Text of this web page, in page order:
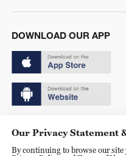
DOWNLOAD OUR APP
京ICP备20000184号
Our Privacy Statement
By continuing to browse our site